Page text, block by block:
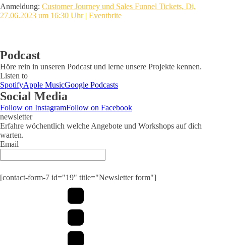
Anmeldung: Customer Journey und Sales Funnel Tickets, Di,
27.06.2023 um 16:30 Uhr | Eventbrite
Podcast
Höre rein in unseren Podcast und lerne unsere Projekte kennen.
Listen to
SpotifyApple MusicGoogle Podcasts
Social Media
Follow on InstagramFollow on Facebook
newsletter
Erfahre wöchentlich welche Angebote und Workshops auf dich
warten.
Email
[contact-form-7 id="19" title="Newsletter form"]